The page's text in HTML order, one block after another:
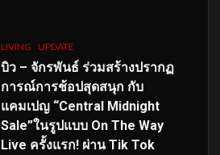
LIVING UPDATE
บิว – จักรพันธ์ ร่วมสร้างปรากฏ
การณ์การช้อปสุดสนุก กับ
แคมเปญ “Central Midnight
Sale”ในรูปแบบ On The Way
Live ครั้งแรก! ผ่าน Tik Tok